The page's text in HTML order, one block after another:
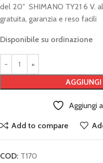
del 20″ SHIMANO TY21 6 V.
gratuita, garanzia e reso facili
Disponibile su ordinazione
Aggiungi
Add to compare
COD: T170